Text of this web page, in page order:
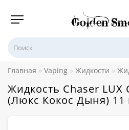
Главная Vaping Жидкости
Жидкость Chaser LUX
(Люкс Кокос Дыня) 11